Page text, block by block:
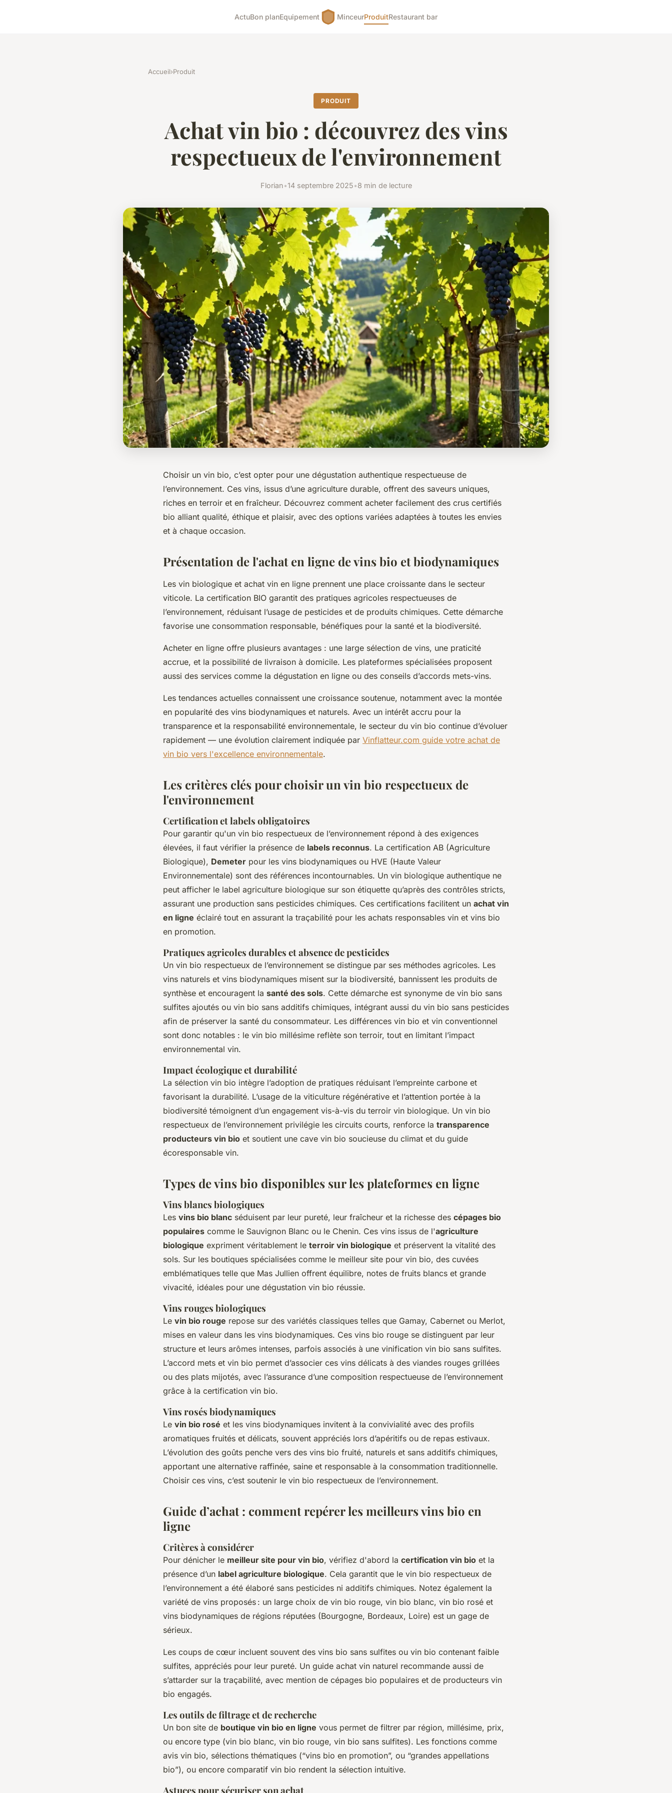
ActuBon planEquipement MinceurProduitRestaurant bar
Accueil›Produit
PRODUIT
Achat vin bio : découvrez des vins
respectueux de l'environnement
Florian•14 septembre 2025•8 min de lecture
Choisir un vin bio, c’est opter pour une dégustation authentique respectueuse de
l’environnement. Ces vins, issus d’une agriculture durable, offrent des saveurs uniques,
riches en terroir et en fraîcheur. Découvrez comment acheter facilement des crus certifiés
bio alliant qualité, éthique et plaisir, avec des options variées adaptées à toutes les envies
et à chaque occasion.
Présentation de l'achat en ligne de vins bio et biodynamiques
Les vin biologique et achat vin en ligne prennent une place croissante dans le secteur
viticole. La certification BIO garantit des pratiques agricoles respectueuses de
l’environnement, réduisant l’usage de pesticides et de produits chimiques. Cette démarche
favorise une consommation responsable, bénéfiques pour la santé et la biodiversité.
Acheter en ligne offre plusieurs avantages : une large sélection de vins, une praticité
accrue, et la possibilité de livraison à domicile. Les plateformes spécialisées proposent
aussi des services comme la dégustation en ligne ou des conseils d’accords mets-vins.
Les tendances actuelles connaissent une croissance soutenue, notamment avec la montée
en popularité des vins biodynamiques et naturels. Avec un intérêt accru pour la
transparence et la responsabilité environnementale, le secteur du vin bio continue d’évoluer
rapidement — une évolution clairement indiquée par Vinflatteur.com guide votre achat de
vin bio vers l'excellence environnementale.
Les critères clés pour choisir un vin bio respectueux de
l'environnement
Certification et labels obligatoires
Pour garantir qu'un vin bio respectueux de l’environnement répond à des exigences
élevées, il faut vérifier la présence de labels reconnus. La certification AB (Agriculture
Biologique), Demeter pour les vins biodynamiques ou HVE (Haute Valeur
Environnementale) sont des références incontournables. Un vin biologique authentique ne
peut afficher le label agriculture biologique sur son étiquette qu’après des contrôles stricts,
assurant une production sans pesticides chimiques. Ces certifications facilitent un achat vin
en ligne éclairé tout en assurant la traçabilité pour les achats responsables vin et vins bio
en promotion.
Pratiques agricoles durables et absence de pesticides
Un vin bio respectueux de l’environnement se distingue par ses méthodes agricoles. Les
vins naturels et vins biodynamiques misent sur la biodiversité, bannissent les produits de
synthèse et encouragent la santé des sols. Cette démarche est synonyme de vin bio sans
sulfites ajoutés ou vin bio sans additifs chimiques, intégrant aussi du vin bio sans pesticides
afin de préserver la santé du consommateur. Les différences vin bio et vin conventionnel
sont donc notables : le vin bio millésime reflète son terroir, tout en limitant l’impact
environnemental vin.
Impact écologique et durabilité
La sélection vin bio intègre l’adoption de pratiques réduisant l’empreinte carbone et
favorisant la durabilité. L’usage de la viticulture régénérative et l’attention portée à la
biodiversité témoignent d’un engagement vis-à-vis du terroir vin biologique. Un vin bio
respectueux de l’environnement privilégie les circuits courts, renforce la transparence
producteurs vin bio et soutient une cave vin bio soucieuse du climat et du guide
écoresponsable vin.
Types de vins bio disponibles sur les plateformes en ligne
Vins blancs biologiques
Les vins bio blanc séduisent par leur pureté, leur fraîcheur et la richesse des cépages bio
populaires comme le Sauvignon Blanc ou le Chenin. Ces vins issus de l'agriculture
biologique expriment véritablement le terroir vin biologique et préservent la vitalité des
sols. Sur les boutiques spécialisées comme le meilleur site pour vin bio, des cuvées
emblématiques telle que Mas Jullien offrent équilibre, notes de fruits blancs et grande
vivacité, idéales pour une dégustation vin bio réussie.
Vins rouges biologiques
Le vin bio rouge repose sur des variétés classiques telles que Gamay, Cabernet ou Merlot,
mises en valeur dans les vins biodynamiques. Ces vins bio rouge se distinguent par leur
structure et leurs arômes intenses, parfois associés à une vinification vin bio sans sulfites.
L’accord mets et vin bio permet d’associer ces vins délicats à des viandes rouges grillées
ou des plats mijotés, avec l’assurance d’une composition respectueuse de l’environnement
grâce à la certification vin bio.
Vins rosés biodynamiques
Le vin bio rosé et les vins biodynamiques invitent à la convivialité avec des profils
aromatiques fruités et délicats, souvent appréciés lors d’apéritifs ou de repas estivaux.
L’évolution des goûts penche vers des vins bio fruité, naturels et sans additifs chimiques,
apportant une alternative raffinée, saine et responsable à la consommation traditionnelle.
Choisir ces vins, c’est soutenir le vin bio respectueux de l’environnement.
Guide d’achat : comment repérer les meilleurs vins bio en
ligne
Critères à considérer
Pour dénicher le meilleur site pour vin bio, vérifiez d'abord la certification vin bio et la
présence d’un label agriculture biologique. Cela garantit que le vin bio respectueux de
l’environnement a été élaboré sans pesticides ni additifs chimiques. Notez également la
variété de vins proposés : un large choix de vin bio rouge, vin bio blanc, vin bio rosé et
vins biodynamiques de régions réputées (Bourgogne, Bordeaux, Loire) est un gage de
sérieux.
Les coups de cœur incluent souvent des vins bio sans sulfites ou vin bio contenant faible
sulfites, appréciés pour leur pureté. Un guide achat vin naturel recommande aussi de
s’attarder sur la traçabilité, avec mention de cépages bio populaires et de producteurs vin
bio engagés.
Les outils de filtrage et de recherche
Un bon site de boutique vin bio en ligne vous permet de filtrer par région, millésime, prix,
ou encore type (vin bio blanc, vin bio rouge, vin bio sans sulfites). Les fonctions comme
avis vin bio, sélections thématiques (“vins bio en promotion”, ou “grandes appellations
bio”), ou encore comparatif vin bio rendent la sélection intuitive.
Astuces pour sécuriser son achat